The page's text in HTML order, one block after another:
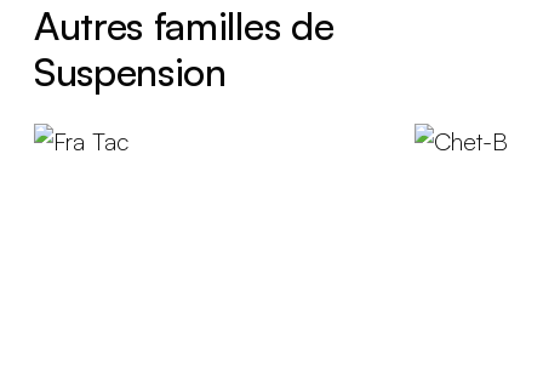
Autres familles de
Suspension